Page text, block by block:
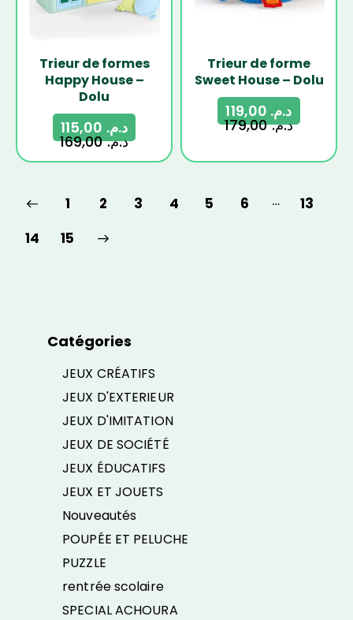
Trieur de formes
Happy House –
Dolu
د.م.169,00
د.م.
Trieur de forme
Sweet House – Dolu
د.م.179,00
د.م.
1 2 3 4 5 6 …
13
14
15
→
Catégories
JEUX CRÉATIFS
JEUX D'EXTERIEUR
JEUX D'IMITATION
JEUX DE SOCIÉTÉ
JEUX ÉDUCATIFS
JEUX ET JOUETS
Nouveautés
POUPÉE ET PELUCHE
PUZZLE
rentrée scolaire
SPECIAL ACHOURA